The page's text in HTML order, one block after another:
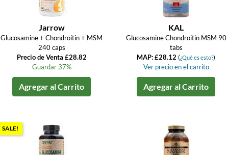
Jarrow
Glucosamine + Chondroitin + MSM
240 caps
Precio de Venta £28.82
Guardar 37%
Agregar al Carrito
KAL
Glucosamine Chondroitin MSM 90
tabs
MAP: £28.12(¿Qué es esto?)
Ver precio en el carrito
Agregar al Carrito
SALE!